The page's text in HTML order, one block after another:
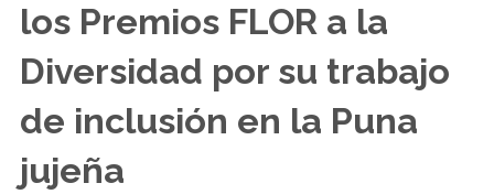
los Premios FLOR a la
Diversidad por su trabajo
de inclusión en la Puna
jujeña